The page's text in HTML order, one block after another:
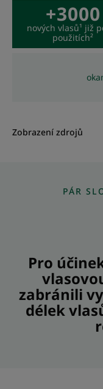
+3000
nových vlasů¹ již
použitích²
Zobrazení zdrojů
PÁR
Pro
zabránili
délek